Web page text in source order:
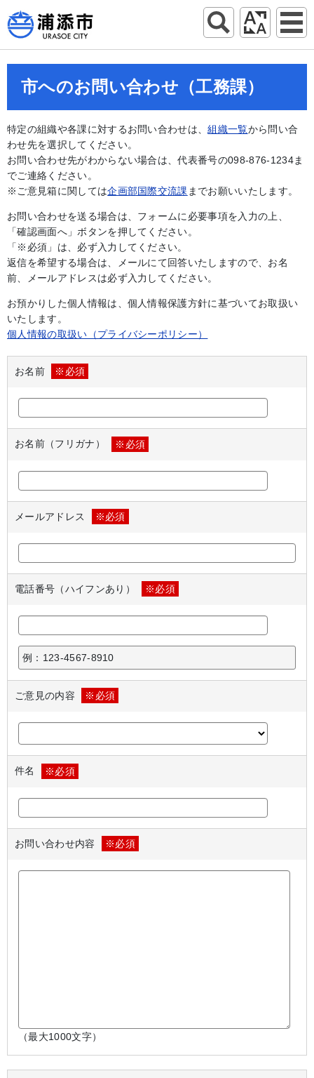
市へのお問い合わせ（工務課）
特定の組織や各課に対するお問い合わせは、組織一覧から問い合
わせ先を選択してください。
お問い合わせ先がわからない場合は、代表番号の098-876-1234ま
でご連絡ください。
※ご意見箱に関しては企画部国際交流課 までお願いいたします。
お問い合わせを送る場合は、フォームに必要事項を入力の上、
「確認画面へ」ボタンを押してください。
「※必須」は、必ず入力してください。
返信を希望する場合は、メールにて回答いたしますので、お名
前、メールアドレスは必ず入力してください。
お預かりした個人情報は、個人情報保護方針に基づいてお取扱い
いたします。
個人情報の取扱い（プライバシーポリシー）
お名前 ※必須
お名前（フリガナ） ※必須
メールアドレス ※必須
電話番号（ハイフンあり） ※必須
例：123-4567-8910
ご意見の内容 ※必須
件名 ※必須
お問い合わせ内容 ※必須
（最大1000文字）